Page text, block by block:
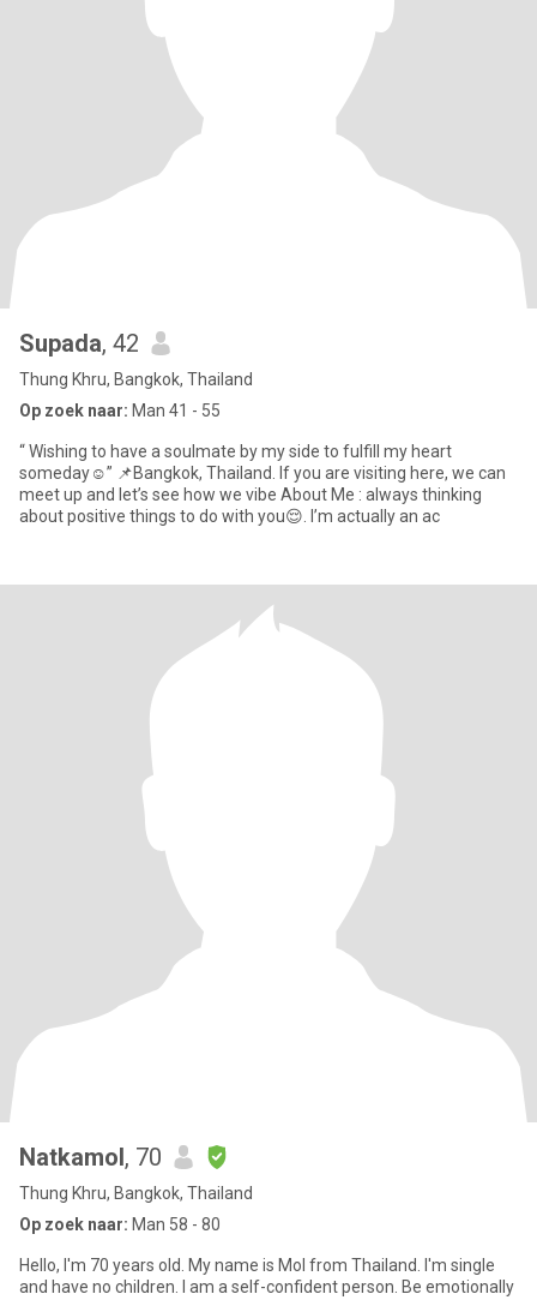
Supada, 42
Thung Khru, Bangkok, Thailand
Op zoek naar: Man 41 - 55
“ Wishing to have a soulmate by my side to fulfill my heart
someday☺️” 📌Bangkok, Thailand. If you are visiting here, we can
meet up and let’s see how we vibe About Me : always thinking
about positive things to do with you😌. I’m actually an ac
Natkamol, 70
Thung Khru, Bangkok, Thailand
Op zoek naar: Man 58 - 80
Hello, I'm 70 years old. My name is Mol from Thailand. I'm single
and have no children. I am a self-confident person. Be emotionally